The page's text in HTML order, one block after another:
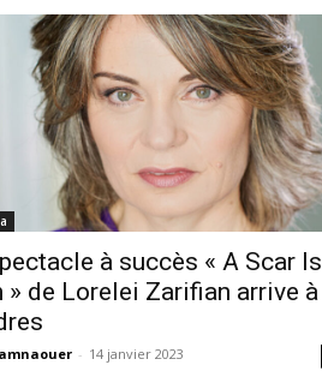
à succès « A Scar Is
» de Lorelei Zarifian arrive à
- 14 janvier 2023